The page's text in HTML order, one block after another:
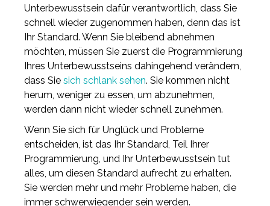
Unterbewusstsein dafür verantwortlich, dass Sie
schnell wieder zugenommen haben, denn das ist
Ihr Standard. Wenn Sie bleibend abnehmen
möchten, müssen Sie zuerst die Programmierung
Ihres Unterbewusstseins dahingehend verändern,
dass Sie sich schlank sehen. Sie kommen nicht
herum, weniger zu essen, um abzunehmen,
werden dann nicht wieder schnell zunehmen.
Wenn Sie sich für Unglück und Probleme
entscheiden, ist das Ihr Standard, Teil Ihrer
Programmierung, und Ihr Unterbewusstsein tut
alles, um diesen Standard aufrecht zu erhalten.
Sie werden mehr und mehr Probleme haben, die
immer schwerwiegender sein werden.